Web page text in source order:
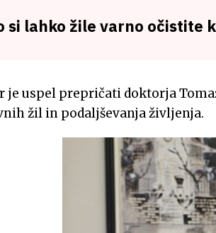
si lahko žile varno očistite
je uspel prepričati doktorja
žil in podaljševanja življenja.